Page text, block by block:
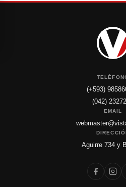
(+593)
(042)
EMAIL
Aguirre 734 y